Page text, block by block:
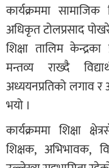
कार्यक्रममा
अधिकृत टोलप्रसाद
शिक्षा तालिम
मन्तव्य राख्दै
अध्ययनप्रतिको लगाव र
भयो ।
कार्यक्रममा शिक्षा
शिक्षक, अभिभावक,